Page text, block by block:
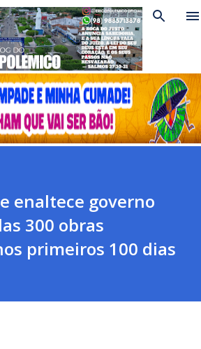
para o conteúdo principal
enaltece governo
300 obras
primeiros 100 dias